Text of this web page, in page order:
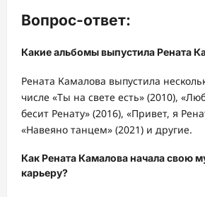
Вопрос-ответ:
Какие альбомы выпустила Рената
Рената Камалова выпустила
числе «Ты на свете есть» (2010),
бесит Ренату» (2016), «Привет, я
«Навеяно танцем» (2021) и другие.
Как Рената Камалова начала свою
карьеру?